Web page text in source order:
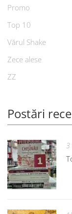
Promo
Top 10
Vărul Shake
Zece alese
ZZ
Postări